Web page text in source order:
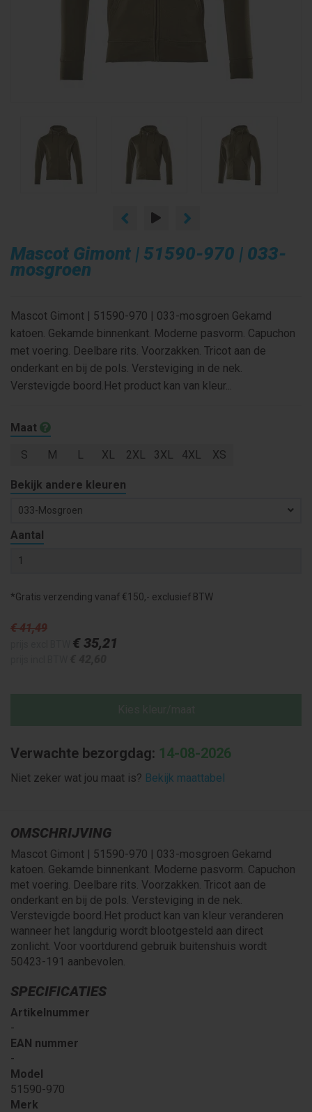
Mascot Gimont | 51590-970 | 033-
mosgroen
Mascot Gimont | 51590-970 | 033-mosgroen Gekamd
katoen. Gekamde binnenkant. Moderne pasvorm. Capuchon
met voering. Deelbare rits. Voorzakken. Tricot aan de
onderkant en bij de pols. Versteviging in de nek.
Verstevigde boord.Het product kan van kleur...
Maat
S M L XL 2XL 3XL 4XL XS
Bekijk andere kleuren
033-Mosgroen
Aantal
*Gratis verzending vanaf €150,- exclusief BTW
€ 41,49
€ 35,21
Verwachte bezorgdag: 14-08-2026
Niet zeker wat jou maat is? Bekijk maattabel
OMSCHRIJVING
Mascot Gimont | 51590-970 | 033-mosgroen Gekamd
katoen. Gekamde binnenkant. Moderne pasvorm. Capuchon
met voering. Deelbare rits. Voorzakken. Tricot aan de
onderkant en bij de pols. Versteviging in de nek.
Verstevigde boord.Het product kan van kleur veranderen
wanneer het langdurig wordt blootgesteld aan direct
zonlicht. Voor voortdurend gebruik buitenshuis wordt
50423-191 aanbevolen.
SPECIFICATIES
Artikelnummer
-
EAN nummer
-
Model
51590-970
Merk